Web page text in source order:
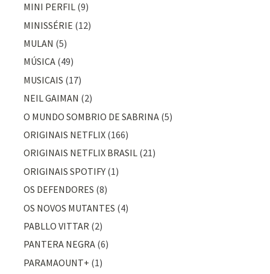
MINI PERFIL (9)
MINISSÉRIE (12)
MULAN (5)
MÚSICA (49)
MUSICAIS (17)
NEIL GAIMAN (2)
O MUNDO SOMBRIO DE SABRINA (5)
ORIGINAIS NETFLIX (166)
ORIGINAIS NETFLIX BRASIL (21)
ORIGINAIS SPOTIFY (1)
OS DEFENDORES (8)
OS NOVOS MUTANTES (4)
PABLLO VITTAR (2)
PANTERA NEGRA (6)
PARAMAOUNT+ (1)